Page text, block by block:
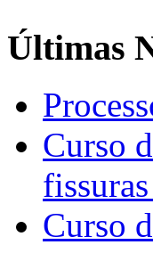
Últimas
Curso
Curso